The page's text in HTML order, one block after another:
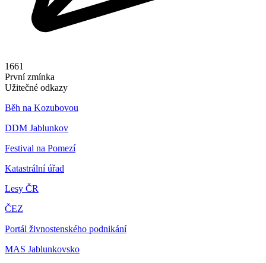
1661
První zmínka
Užitečné odkazy
Běh na Kozubovou
DDM Jablunkov
Festival na Pomezí
Katastrální úřad
Lesy ČR
ČEZ
Portál živnostenského podnikání
MAS Jablunkovsko